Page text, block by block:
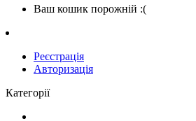
Ваш кошик порожній :(
Реєстрація
Авторизація
Категорії